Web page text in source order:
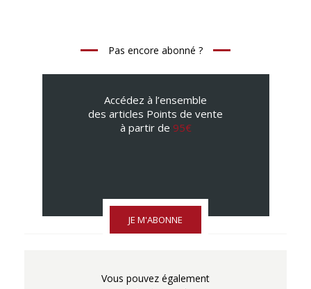
Pas encore abonné ?
Accédez à l’ensemble
des articles Points de vente
à partir de 95€
JE M'ABONNE
Vous pouvez également